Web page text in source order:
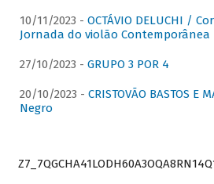
10/11/2023 - OCTÁVIO DELUCHI /
Jornada do violão Contemporânea
27/10/2023 - GRUPO 3 POR 4
20/10/2023 - CRISTOVÃO BASTOS E
Negro